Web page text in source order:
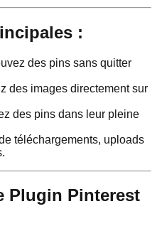
:
des pins sans quitter
des images directement sur
des pins dans leur pleine
téléchargements, uploads
Plugin Pinterest